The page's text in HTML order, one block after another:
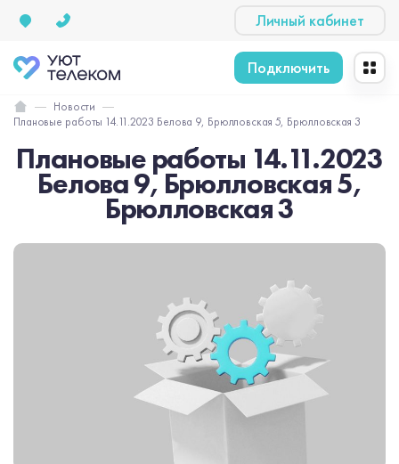
Личный кабинет
Подключить
Новости
Плановые работы 14.11.2023 Белова 9, Брюлловская 5, Брюлловская 3
Плановые работы 14.11.2023
Белова 9, Брюлловская 5,
Брюлловская 3